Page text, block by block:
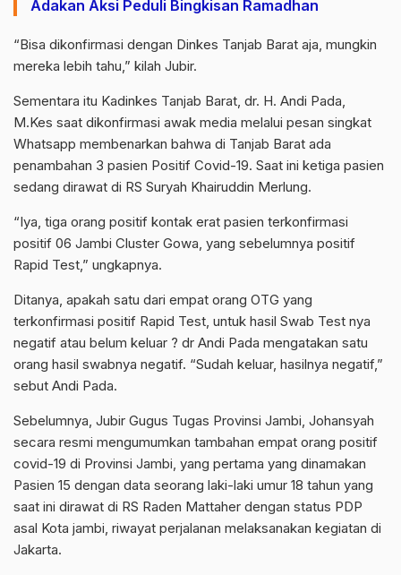
Adakan Aksi Peduli Bingkisan Ramadhan
“Bisa dikonfirmasi dengan Dinkes Tanjab Barat aja, mungkin
mereka lebih tahu,” kilah Jubir.
Sementara itu Kadinkes Tanjab Barat, dr. H. Andi Pada,
M.Kes saat dikonfirmasi awak media melalui pesan singkat
Whatsapp membenarkan bahwa di Tanjab Barat ada
penambahan 3 pasien Positif Covid-19. Saat ini ketiga pasien
sedang dirawat di RS Suryah Khairuddin Merlung.
“Iya, tiga orang positif kontak erat pasien terkonfirmasi
positif 06 Jambi Cluster Gowa, yang sebelumnya positif
Rapid Test,” ungkapnya.
Ditanya, apakah satu dari empat orang OTG yang
terkonfirmasi positif Rapid Test, untuk hasil Swab Test nya
negatif atau belum keluar ? dr Andi Pada mengatakan satu
orang hasil swabnya negatif. “Sudah keluar, hasilnya negatif,”
sebut Andi Pada.
Sebelumnya, Jubir Gugus Tugas Provinsi Jambi, Johansyah
secara resmi mengumumkan tambahan empat orang positif
covid-19 di Provinsi Jambi, yang pertama yang dinamakan
Pasien 15 dengan data seorang laki-laki umur 18 tahun yang
saat ini dirawat di RS Raden Mattaher dengan status PDP
asal Kota jambi, riwayat perjalanan melaksanakan kegiatan di
Jakarta.